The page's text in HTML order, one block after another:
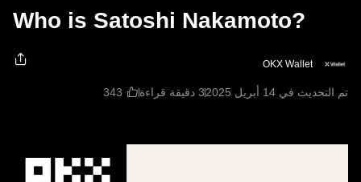
Who is Satoshi Nakamoto?
OKX Wallet
تم التحديث في ‏14 أبريل 2025 3 دقيقة قراءة